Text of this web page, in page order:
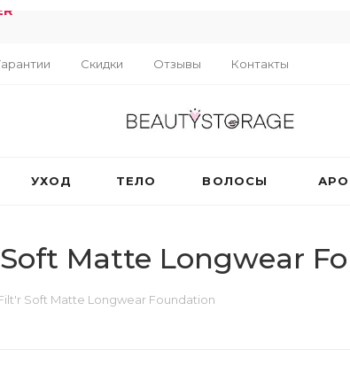
Скидки Отзывы Контакты
УХОД ТЕЛО ВОЛОСЫ
Soft Matte Longwear
Filt'r Soft Matte Longwear Foundation